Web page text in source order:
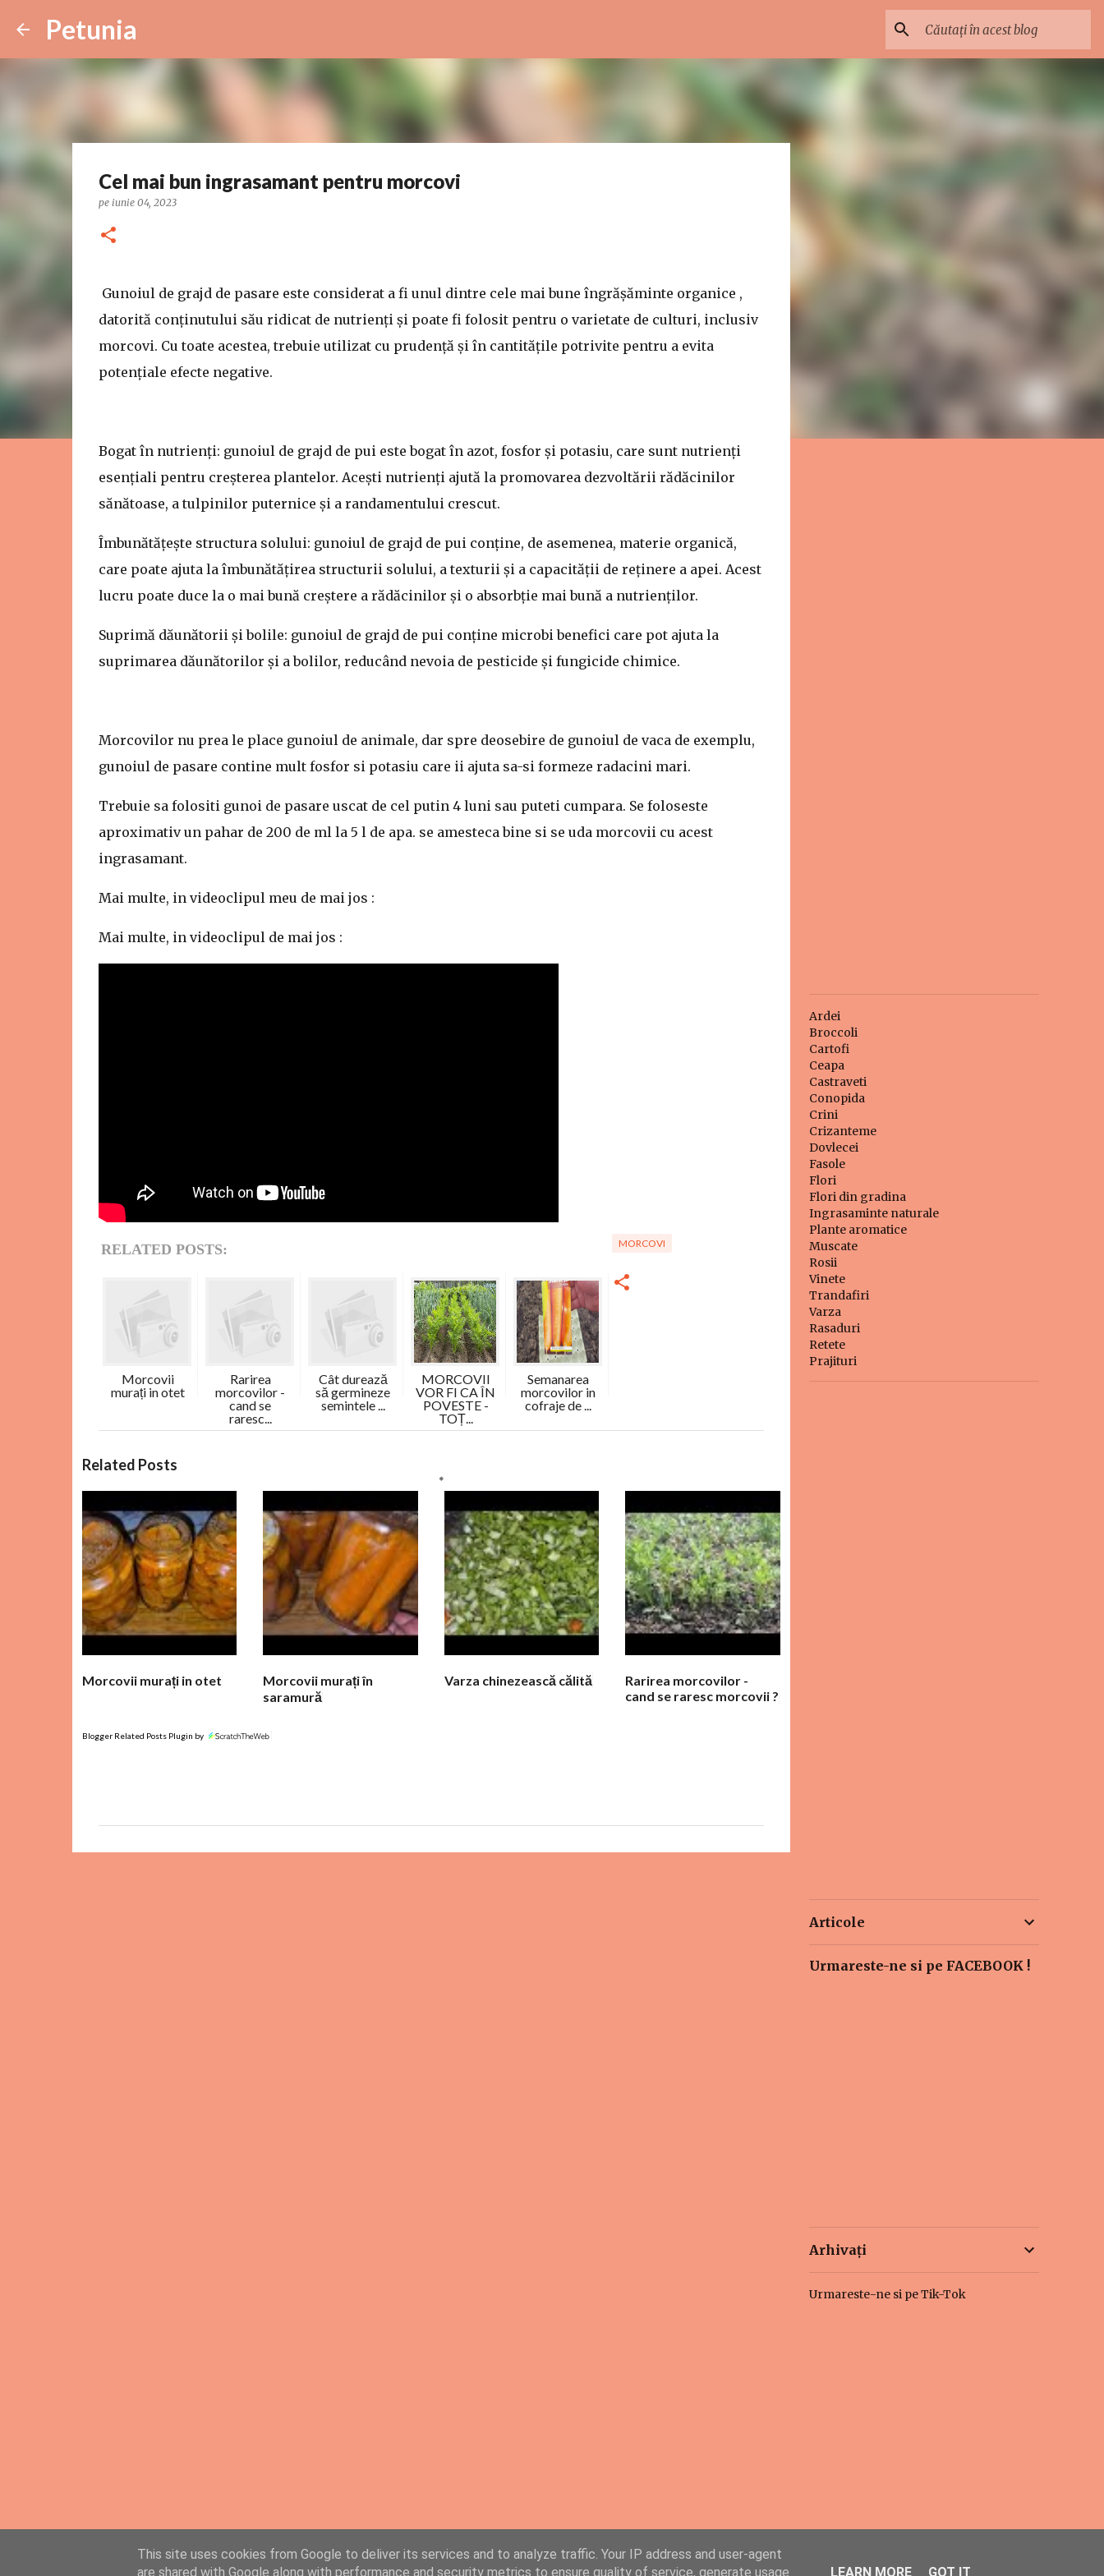
Petunia
Cel mai bun ingrasamant pentru morcovi
pe iunie 04, 2023
Gunoiul de grajd de pasare este considerat a fi unul dintre cele mai bune îngrășăminte organice ,
datorită conținutului său ridicat de nutrienți și poate fi folosit pentru o varietate de culturi, inclusiv
morcovi. Cu toate acestea, trebuie utilizat cu prudență și în cantitățile potrivite pentru a evita
potențiale efecte negative.
Bogat în nutrienți: gunoiul de grajd de pui este bogat în azot, fosfor și potasiu, care sunt nutrienți
esențiali pentru creșterea plantelor. Acești nutrienți ajută la promovarea dezvoltării rădăcinilor
sănătoase, a tulpinilor puternice și a randamentului crescut.
Îmbunătățește structura solului: gunoiul de grajd de pui conține, de asemenea, materie organică,
care poate ajuta la îmbunătățirea structurii solului, a texturii și a capacității de reținere a apei. Acest
lucru poate duce la o mai bună creștere a rădăcinilor și o absorbție mai bună a nutrienților.
Suprimă dăunătorii și bolile: gunoiul de grajd de pui conține microbi benefici care pot ajuta la
suprimarea dăunătorilor și a bolilor, reducând nevoia de pesticide și fungicide chimice.
Morcovilor nu prea le place gunoiul de animale, dar spre deosebire de gunoiul de vaca de exemplu,
gunoiul de pasare contine mult fosfor si potasiu care ii ajuta sa-si formeze radacini mari.
Trebuie sa folositi gunoi de pasare uscat de cel putin 4 luni sau puteti cumpara. Se foloseste
aproximativ un pahar de 200 de ml la 5 l de apa. se amesteca bine si se uda morcovii cu acest
ingrasamant.
Mai multe, in videoclipul meu de mai jos :
Mai multe, in videoclipul de mai jos :
RELATED POSTS:
Morcovii
murați in otet
Rarirea
morcovilor -
cand se
raresc...
Cât durează
să germineze
semintele ...
MORCOVII
VOR FI CA ÎN
POVESTE -
TOȚ...
Semanarea
morcovilor in
cofraje de ...
MORCOVI
Related Posts
Morcovii murați in otet
Morcovii murați în
saramură
Varza chinezească călită
Rarirea morcovilor -
cand se raresc morcovii ?
Blogger Related Posts Plugin by
C
e
n
t
a
r
i
Ardei
Broccoli
Cartofi
Ceapa
Castraveti
Conopida
Crini
Crizanteme
Dovlecei
Fasole
Flori
Flori din gradina
Ingrasaminte naturale
Plante aromatice
Muscate
Rosii
Vinete
Trandafiri
Varza
Rasaduri
Retete
Prajituri
Articole
Urmareste-ne si pe FACEBOOK !
Arhivați
Urmareste-ne si pe Tik-Tok
- FREE Website Submission
This site uses cookies from Google to deliver its services and to analyze traffic. Your IP address and user-agent
are shared with Google along with performance and security metrics to ensure quality of service, generate usage
LEARN MORE GOT IT